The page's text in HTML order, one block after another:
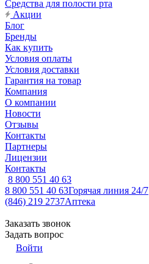
Средства для полости рта
Акции
Блог
Бренды
Как купить
Условия оплаты
Условия доставки
Гарантия на товар
Компания
О компании
Новости
Отзывы
Контакты
Партнеры
Лицензии
Контакты
8 800 551 40 63
8 800 551 40 63Горячая линия 24/7
(846) 219 2737Аптека
Заказать звонок
Задать вопрос
Войти